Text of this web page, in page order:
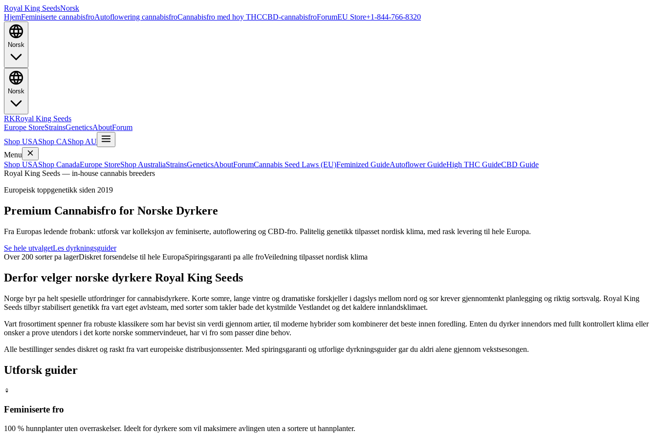
Royal King SeedsNorsk
HjemFeminiserte cannabisfroAutoflowering cannabisfroCannabisfro med hoy THCCBD-cannabisfroForumEU Store+1-844-766-8320
Norsk
Norsk
RKRoyal King Seeds
Europe StoreStrainsGeneticsAboutForum
Shop USAShop CAShop AU
Menu
Shop USAShop CanadaEurope StoreShop AustraliaStrainsGeneticsAboutForumCannabis Seed Laws (EU)Feminized GuideAutoflower GuideHigh THC GuideCBD Guide
Royal King Seeds — in-house cannabis breeders
Europeisk toppgenetikk siden 2019
Premium Cannabisfro for Norske Dyrkere
Fra Europas ledende frobank: utforsk var kolleksjon av feminiserte, autoflowering og CBD-fro. Palitelig genetikk tilpasset nordisk klima, med rask levering til hele Europa.
Se hele utvalgetLes dyrkningsguider
Over 200 sorter pa lagerDiskret forsendelse til hele EuropaSpiringsgaranti pa alle froVeiledning tilpasset nordisk klima
Derfor velger norske dyrkere Royal King Seeds
Norge byr pa helt spesielle utfordringer for cannabisdyrkere. Korte somre, lange vintre og dramatiske forskjeller i dagslys mellom nord og sor krever gjennomtenkt planlegging og riktig sortsvalg. Royal King
Seeds tilbyr stabilisert genetikk fra vart eget avlsteam, med sorter som takler bade det kystmilde Vestlandet og det kaldere innlandsklimaet.
Vart frosortiment spenner fra robuste klassikere som har bevist sin verdi gjennom artier, til moderne hybrider som kombinerer det beste innen foredling. Enten du dyrker innendors med fullt kontrollert klima eller
onsker a prove utendors i det korte norske sommervindeuet, har vi fro som passer dine behov.
Alle bestillinger sendes diskret og raskt fra vart europeiske distribusjonssenter. Med spiringsgaranti og utforlige dyrkningsguider gar du aldri alene gjennom vekstsesongen.
Utforsk guider
♀️
Feminiserte fro
100 % hunnplanter uten overraskelser. Ideelt for dyrkere som vil maksimere avlingen uten a sortere ut hannplanter.